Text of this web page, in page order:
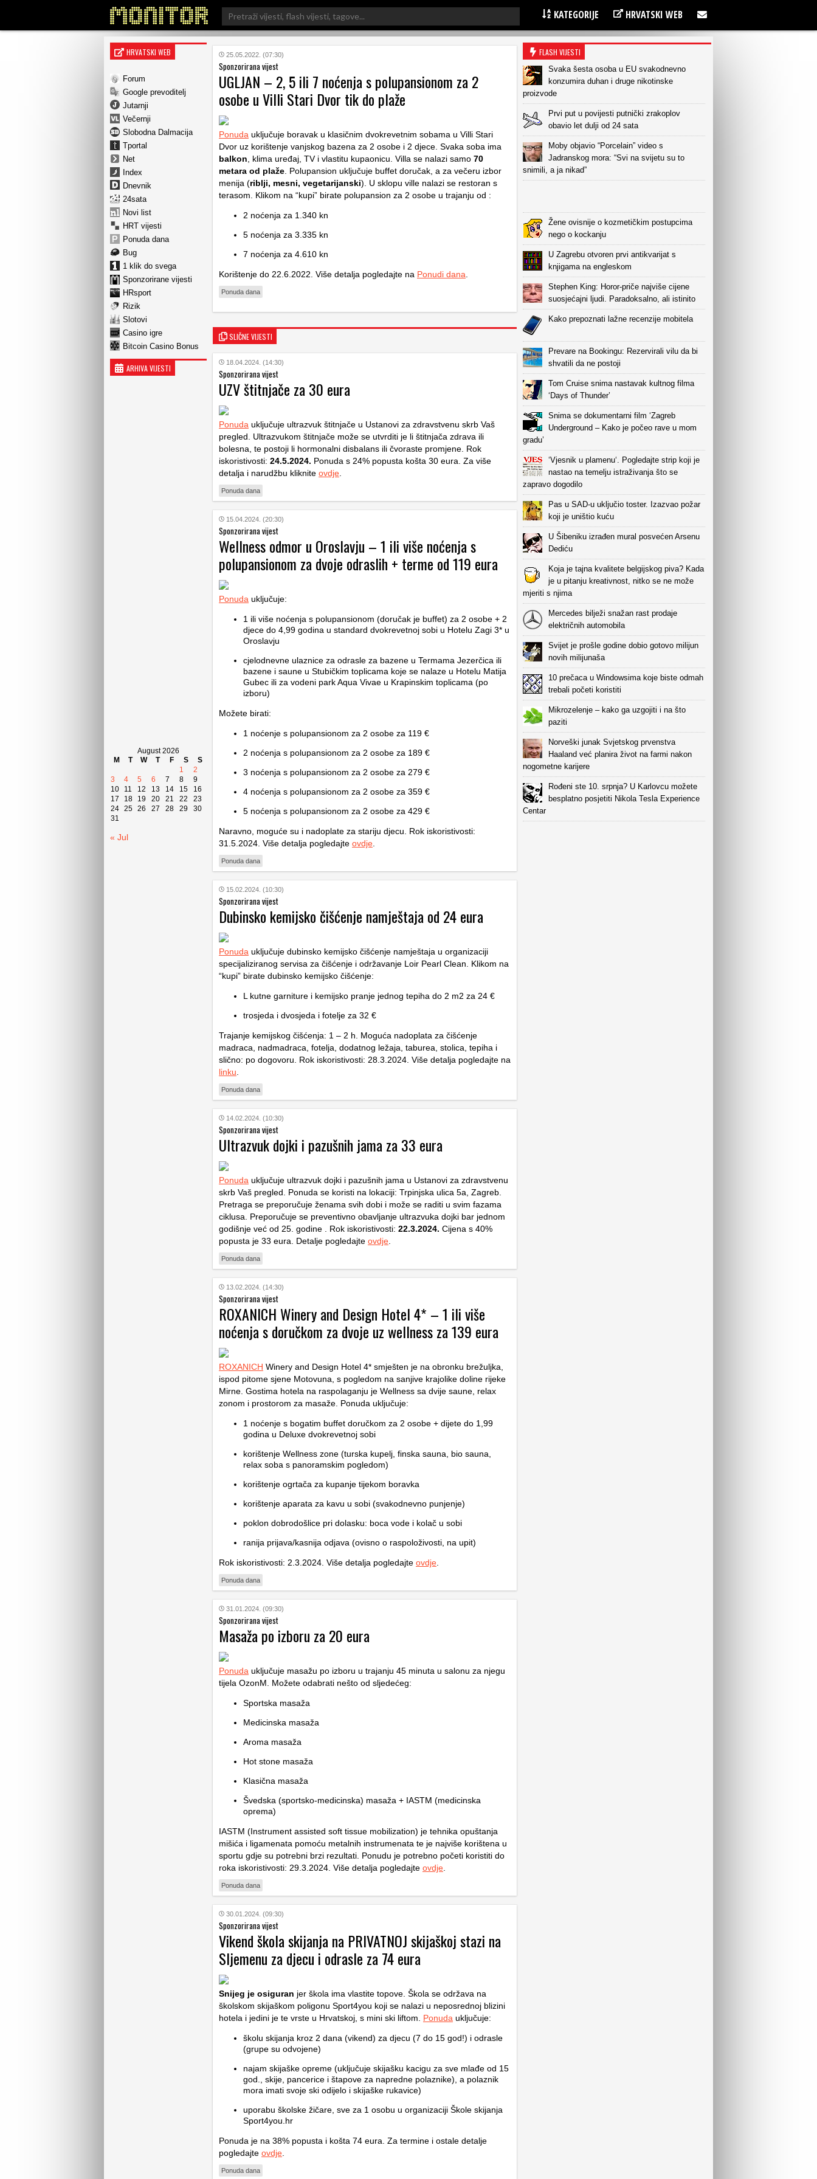
Search
for:
KATEGORIJE HRVATSKI WEB
HRVATSKI WEB
Forum
Google prevoditelj
Jutarnji
Večernji
Slobodna Dalmacija
Tportal
Net
Index
Dnevnik
24sata
Novi list
HRT vijesti
Ponuda dana
Bug
1 klik do svega
Sponzorirane vijesti
HRsport
Rizik
Slotovi
Casino igre
Bitcoin Casino Bonus
ARHIVA VIJESTI
August 2026
M
T W T F S
S
1
2
3
4 5 6 7 8
9
10
11 12 13 14 15
16
17
18 19 20 21 22
23
24 25 26 27 28 29
30
31
« Jul
25.05.2022. (07:30)
Sponzorirana vijest
UGLJAN – 2, 5 ili 7 noćenja s polupansionom za 2
osobe u Villi Stari Dvor tik do plaže
Ponuda uključuje boravak u klasičnim dvokrevetnim sobama u Villi Stari
Dvor uz korištenje vanjskog bazena za 2 osobe i 2 djece. Svaka soba ima
balkon , klima uređaj, TV i vlastitu kupaonicu. Villa se nalazi samo 70
metara od plaže . Polupansion uključuje buffet doručak, a za večeru izbor
menija (riblji, mesni, vegetarijanski). U sklopu ville nalazi se restoran s
terasom. Klikom na “kupi” birate polupansion za 2 osobe u trajanju od :
2 noćenja za 1.340 kn
5 noćenja za 3.335 kn
7 noćenja za 4.610 kn
Korištenje do 22.6.2022. Više detalja pogledajte na Ponudi dana
Ponuda dana
SLIČNE VIJESTI
18.04.2024. (14:30)
Sponzorirana vijest
UZV štitnjače za 30 eura
Ponuda uključuje ultrazvuk štitnjače u Ustanovi za zdravstvenu skrb Vaš
pregled. Ultrazvukom štitnjače može se utvrditi je li štitnjača zdrava ili
bolesna, te postoji li hormonalni disbalans ili čvoraste promjene. Rok
iskoristivosti: 24.5.2024. Ponuda s 24% popusta košta 30 eura. Za više
detalja i narudžbu kliknite ovdje
Ponuda dana
15.04.2024. (20:30)
Sponzorirana vijest
Wellness odmor u Oroslavju – 1 ili više noćenja s
polupansionom za dvoje odraslih + terme od 119 eura
Ponuda uključuje:
1 ili više noćenja s polupansionom (doručak je buffet) za 2 osobe + 2
djece do 4,99 godina u standard dvokrevetnoj sobi u Hotelu Zagi 3* u
Oroslavju
cjelodnevne ulaznice za odrasle za bazene u Termama Jezerčica ili
bazene i saune u Stubičkim toplicama koje se nalaze u Hotelu Matija
Gubec ili za vodeni park Aqua Vivae u Krapinskim toplicama (po
izboru)
Možete birati:
1 noćenje s polupansionom za 2 osobe za 119 €
2 noćenja s polupansionom za 2 osobe za 189 €
3 noćenja s polupansionom za 2 osobe za 279 €
4 noćenja s polupansionom za 2 osobe za 359 €
5 noćenja s polupansionom za 2 osobe za 429 €
Naravno, moguće su i nadoplate za stariju djecu. Rok iskoristivosti:
31.5.2024. Više detalja pogledajte ovdje
Ponuda dana
15.02.2024. (10:30)
Sponzorirana vijest
Dubinsko kemijsko čišćenje namještaja od 24 eura
Ponuda uključuje dubinsko kemijsko čišćenje namještaja u organizaciji
specijaliziranog servisa za čišćenje i održavanje Loir Pearl Clean. Klikom na
“kupi” birate dubinsko kemijsko čišćenje:
L kutne garniture i kemijsko pranje jednog tepiha do 2 m2 za 24 €
trosjeda i dvosjeda i fotelje za 32 €
Trajanje kemijskog čišćenja: 1 – 2 h. Moguća nadoplata za čišćenje
madraca, nadmadraca, fotelja, dodatnog ležaja, taburea, stolica, tepiha i
slično: po dogovoru. Rok iskoristivosti: 28.3.2024. Više detalja pogledajte na
linku
Ponuda dana
14.02.2024. (10:30)
Sponzorirana vijest
Ultrazvuk dojki i pazušnih jama za 33 eura
Ponuda uključuje ultrazvuk dojki i pazušnih jama u Ustanovi za zdravstvenu
skrb Vaš pregled. Ponuda se koristi na lokaciji: Trpinjska ulica 5a, Zagreb.
Pretraga se preporučuje ženama svih dobi i može se raditi u svim fazama
ciklusa. Preporučuje se preventivno obavljanje ultrazvuka dojki bar jednom
godišnje već od 25. godine . Rok iskoristivosti: 22.3.2024. Cijena s 40%
popusta je 33 eura. Detalje pogledajte ovdje
Ponuda dana
13.02.2024. (14:30)
Sponzorirana vijest
ROXANICH Winery and Design Hotel 4* – 1 ili više
noćenja s doručkom za dvoje uz wellness za 139 eura
ROXANICH Winery and Design Hotel 4* smješten je na obronku brežuljka,
ispod pitome sjene Motovuna, s pogledom na sanjive krajolike doline rijeke
Mirne. Gostima hotela na raspolaganju je Wellness sa dvije saune, relax
zonom i prostorom za masaže. Ponuda uključuje:
1 noćenje s bogatim buffet doručkom za 2 osobe + dijete do 1,99
godina u Deluxe dvokrevetnoj sobi
korištenje Wellness zone (turska kupelj, finska sauna, bio sauna,
relax soba s panoramskim pogledom)
korištenje ogrtača za kupanje tijekom boravka
korištenje aparata za kavu u sobi (svakodnevno punjenje)
poklon dobrodošlice pri dolasku: boca vode i kolač u sobi
ranija prijava/kasnija odjava (ovisno o raspoloživosti, na upit)
Rok iskoristivosti: 2.3.2024. Više detalja pogledajte ovdje
Ponuda dana
31.01.2024. (09:30)
Sponzorirana vijest
Masaža po izboru za 20 eura
Ponuda uključuje masažu po izboru u trajanju 45 minuta u salonu za njegu
tijela OzonM. Možete odabrati nešto od sljedećeg:
Sportska masaža
Medicinska masaža
Aroma masaža
Hot stone masaža
Klasična masaža
Švedska (sportsko-medicinska) masaža + IASTM (medicinska
oprema)
IASTM (Instrument assisted soft tissue mobilization) je tehnika opuštanja
mišića i ligamenata pomoću metalnih instrumenata te je najviše korištena u
sportu gdje su potrebni brzi rezultati. Ponudu je potrebno početi koristiti do
roka iskoristivosti: 29.3.2024. Više detalja pogledajte ovdje
Ponuda dana
30.01.2024. (09:30)
Sponzorirana vijest
Vikend škola skijanja na PRIVATNOJ skijaškoj stazi na
Sljemenu za djecu i odrasle za 74 eura
Snijeg je osiguran jer škola ima vlastite topove. Škola se održava na
školskom skijaškom poligonu Sport4you koji se nalazi u neposrednoj blizini
hotela i jedini je te vrste u Hrvatskoj, s mini ski liftom. Ponuda uključuje:
školu skijanja kroz 2 dana (vikend) za djecu (7 do 15 god!) i odrasle
(grupe su odvojene)
najam skijaške opreme (uključuje skijašku kacigu za sve mlađe od 15
god., skije, pancerice i štapove za napredne polaznike), a polaznik
mora imati svoje ski odijelo i skijaške rukavice)
uporabu školske žičare, sve za 1 osobu u organizaciji Škole skijanja
Sport4you.hr
Ponuda je na 38% popusta i košta 74 eura. Za termine i ostale detalje
pogledajte ovdje
Ponuda dana
FLASH VIJESTI
Svaka šesta osoba u EU svakodnevno
konzumira duhan i druge nikotinske
proizvode
Prvi put u povijesti putnički zrakoplov
obavio let dulji od 24 sata
Moby objavio “Porcelain” video s
Jadranskog mora: “Svi na svijetu su to
snimili, a ja nikad”
Žene ovisnije o kozmetičkim postupcima
nego o kockanju
U Zagrebu otvoren prvi antikvarijat s
knjigama na engleskom
Stephen King: Horor-priče najviše cijene
suosjećajni ljudi. Paradoksalno, ali istinito
Kako prepoznati lažne recenzije mobitela
Prevare na Bookingu: Rezervirali vilu da bi
shvatili da ne postoji
Tom Cruise snima nastavak kultnog filma
‘Days of Thunder’
Snima se dokumentarni film ‘Zagreb
Underground – Kako je počeo rave u mom
gradu’
‘Vjesnik u plamenu‘. Pogledajte strip koji je
nastao na temelju istraživanja što se
zapravo dogodilo
Pas u SAD-u uključio toster. Izazvao požar
koji je uništio kuću
U Šibeniku izrađen mural posvećen Arsenu
Dediću
Koja je tajna kvalitete belgijskog piva? Kada
je u pitanju kreativnost, nitko se ne može
mjeriti s njima
Mercedes bilježi snažan rast prodaje
električnih automobila
Svijet je prošle godine dobio gotovo milijun
novih milijunaša
10 prečaca u Windowsima koje biste odmah
trebali početi koristiti
Mikrozelenje – kako ga uzgojiti i na što
paziti
Norveški junak Svjetskog prvenstva
Haaland već planira život na farmi nakon
nogometne karijere
Rođeni ste 10. srpnja? U Karlovcu možete
besplatno posjetiti Nikola Tesla Experience
Centar